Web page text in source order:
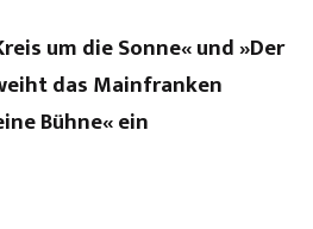
um die Sonne« und »Der
das Mainfranken
Bühne« ein